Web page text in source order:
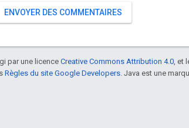
ENVOYER DES COMMENTAIRES
par une licence Creative Commons Attribution 4.0, et
Règles du site Google Developers. Java est une